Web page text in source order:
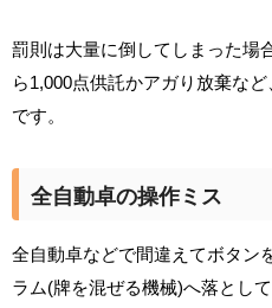
罰則は大量に倒してしまった場
ら1,000点供託かアガり放棄な
です。
全自動卓の操作ミス
全自動卓などで間違えてボタン
ラム(牌を混ぜる機械)へ落とし